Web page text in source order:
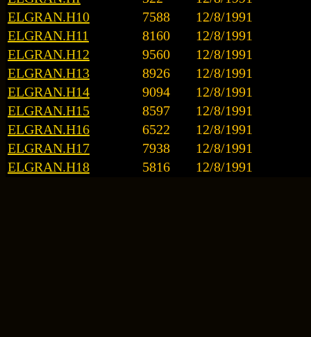
ELGRAN.H10
7588
12/8/1991
ELGRAN.H11
8160
12/8/1991
ELGRAN.H12
9560
12/8/1991
ELGRAN.H13
8926
12/8/1991
ELGRAN.H14
9094
12/8/1991
ELGRAN.H15
8597
12/8/1991
ELGRAN.H16
6522
12/8/1991
ELGRAN.H17
7938
12/8/1991
ELGRAN.H18
5816 12/8/1991